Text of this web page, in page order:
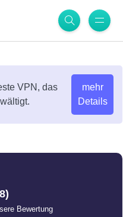
VPN, das
mehr
Details
Bewertung